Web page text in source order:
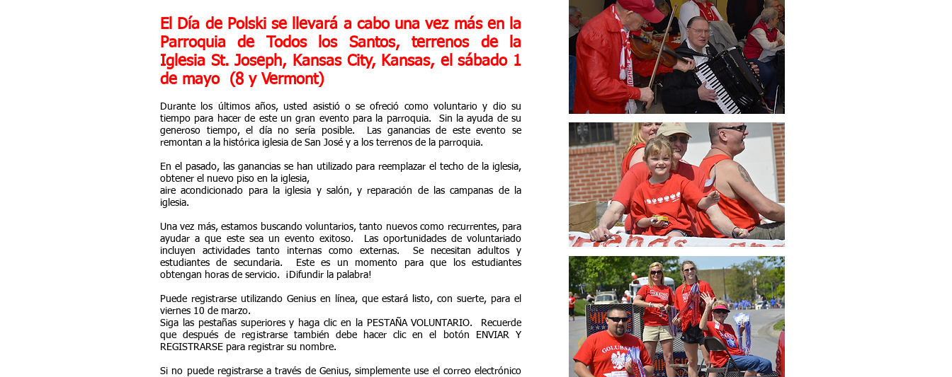
El Día de Polski se llevará a cabo una vez más en la
Parroquia de Todos los Santos, terrenos de la
Iglesia St. Joseph, Kansas City, Kansas, el sábado 1
de mayo
(8 y Vermont)
Durante los últimos años, usted asistió o se ofreció como voluntario y dio su
tiempo para hacer de este un gran evento para la parroquia.
Sin la ayuda de su
generoso tiempo, el día no sería posible.
Las ganancias de este evento se
remontan a la histórica iglesia de San José y a los terrenos de la parroquia.
En el pasado, las ganancias se han utilizado para reemplazar el techo de la iglesia,
obtener el nuevo piso en la iglesia,
aire acondicionado para la iglesia y salón, y reparación de las campanas de la
iglesia.
Una vez más, estamos buscando voluntarios, tanto nuevos como recurrentes, para
ayudar a que este sea un evento exitoso.
Las oportunidades de voluntariado
incluyen actividades tanto internas como externas.
Se necesitan adultos y
estudiantes de secundaria.
Este es un momento para que los estudiantes
obtengan horas de servicio.
¡Difundir la palabra!
Puede registrarse utilizando Genius en línea, que estará listo, con suerte, para el
viernes 10 de marzo.
Siga las pestañas superiores y haga clic en la PESTAÑA VOLUNTARIO.
Recuerde
que después de registrarse también debe hacer clic en el botón ENVIAR Y
REGISTRARSE para registrar su nombre.
Si no puede registrarse a través de Genius, simplemente use el correo electrónico